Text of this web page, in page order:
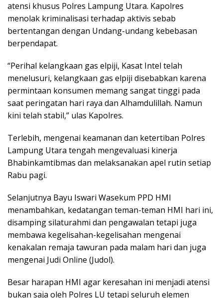
atensi khusus Polres Lampung Utara. Kapolres
menolak kriminalisasi terhadap aktivis sebab
bertentangan dengan Undang-undang kebebasan
berpendapat.
“Perihal kelangkaan gas elpiji, Kasat Intel telah
menelusuri, kelangkaan gas elpiji disebabkan karena
permintaan konsumen memang sangat tinggi pada
saat peringatan hari raya dan Alhamdulillah. Namun
kini telah stabil,” ulas Kapolres.
Terlebih, mengenai keamanan dan ketertiban Polres
Lampung Utara tengah mengevaluasi kinerja
Bhabinkamtibmas dan melaksanakan apel rutin setiap
Rabu pagi.
Selanjutnya Bayu Iswari Wasekum PPD HMI
menambahkan, kedatangan teman-teman HMI hari ini,
disamping silaturahmi dan pengawalan tetapi juga
membawa kegelisahan-kegelisahan mengenai
kenakalan remaja tawuran pada malam hari dan juga
mengenai Judi Online (Judol).
Besar harapan HMI agar keresahan ini menjadi atensi
bukan saja oleh Polres LU tetapi seluruh elemen